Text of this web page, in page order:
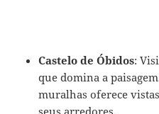
Castelo de Óbidos:
que domina a
muralhas oferece
seus arredores.